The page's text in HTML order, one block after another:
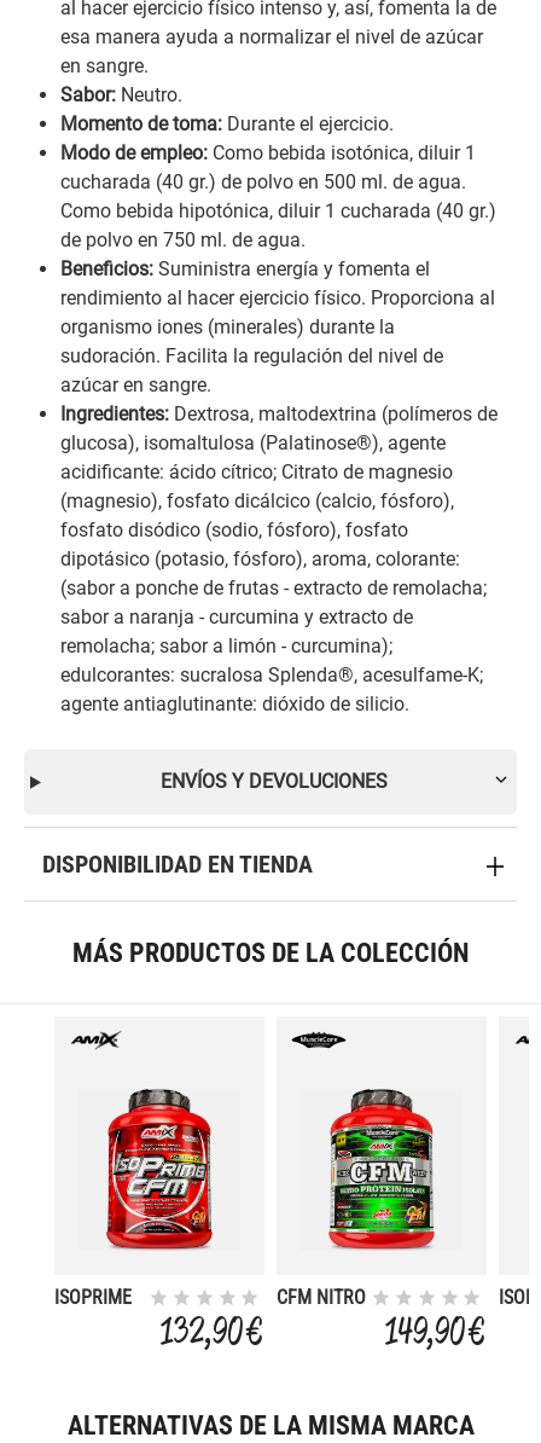
al hacer ejercicio físico intenso y, así, fomenta la de
esa manera ayuda a normalizar el nivel de azúcar
en sangre.
Sabor: Neutro.
Momento de toma: Durante el ejercicio.
Modo de empleo: Como bebida isotónica, diluir 1
cucharada (40 gr.) de polvo en 500 ml. de agua.
Como bebida hipotónica, diluir 1 cucharada (40 gr.)
de polvo en 750 ml. de agua.
Beneficios: Suministra energía y fomenta el
rendimiento al hacer ejercicio físico. Proporciona al
organismo iones (minerales) durante la
sudoración. Facilita la regulación del nivel de
azúcar en sangre.
Ingredientes: Dextrosa, maltodextrina (polímeros de
glucosa), isomaltulosa (Palatinose®), agente
acidificante: ácido cítrico; Citrato de magnesio
(magnesio), fosfato dicálcico (calcio, fósforo),
fosfato disódico (sodio, fósforo), fosfato
dipotásico (potasio, fósforo), aroma, colorante:
(sabor a ponche de frutas - extracto de remolacha;
sabor a naranja - curcumina y extracto de
remolacha; sabor a limón - curcumina);
edulcorantes: sucralosa Splenda®, acesulfame-K;
agente antiaglutinante: dióxido de silicio.
ENVÍOS Y DEVOLUCIONES
DISPONIBILIDAD EN TIENDA
MÁS PRODUCTOS DE LA COLECCIÓN
ISOPRIME
132,90 €
CFM NITRO
149,90 €
ALTERNATIVAS DE LA MISMA MARCA